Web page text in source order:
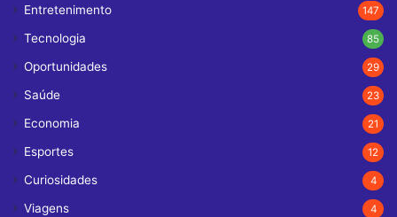
Entretenimento 147
Tecnologia 85
Oportunidades 29
Saúde 23
Economia 21
Esportes 12
Curiosidades 4
Viagens 4